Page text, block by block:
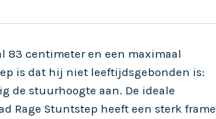
83 centimeter en een maximaal
is dat hij niet leeftijdsgebonden is:
de stuurhoogte aan. De ideale
Rage Stuntstep heeft een sterk frame